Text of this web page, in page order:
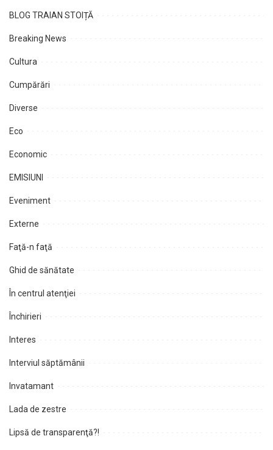
BLOG TRAIAN STOIȚĂ
Breaking News
Cultura
Cumpărări
Diverse
Eco
Economic
EMISIUNI
Eveniment
Externe
Faţă-n faţă
Ghid de sănătate
În centrul atenţiei
Închirieri
Interes
Interviul săptămânii
Invatamant
Lada de zestre
Lipsă de transparenţă?!